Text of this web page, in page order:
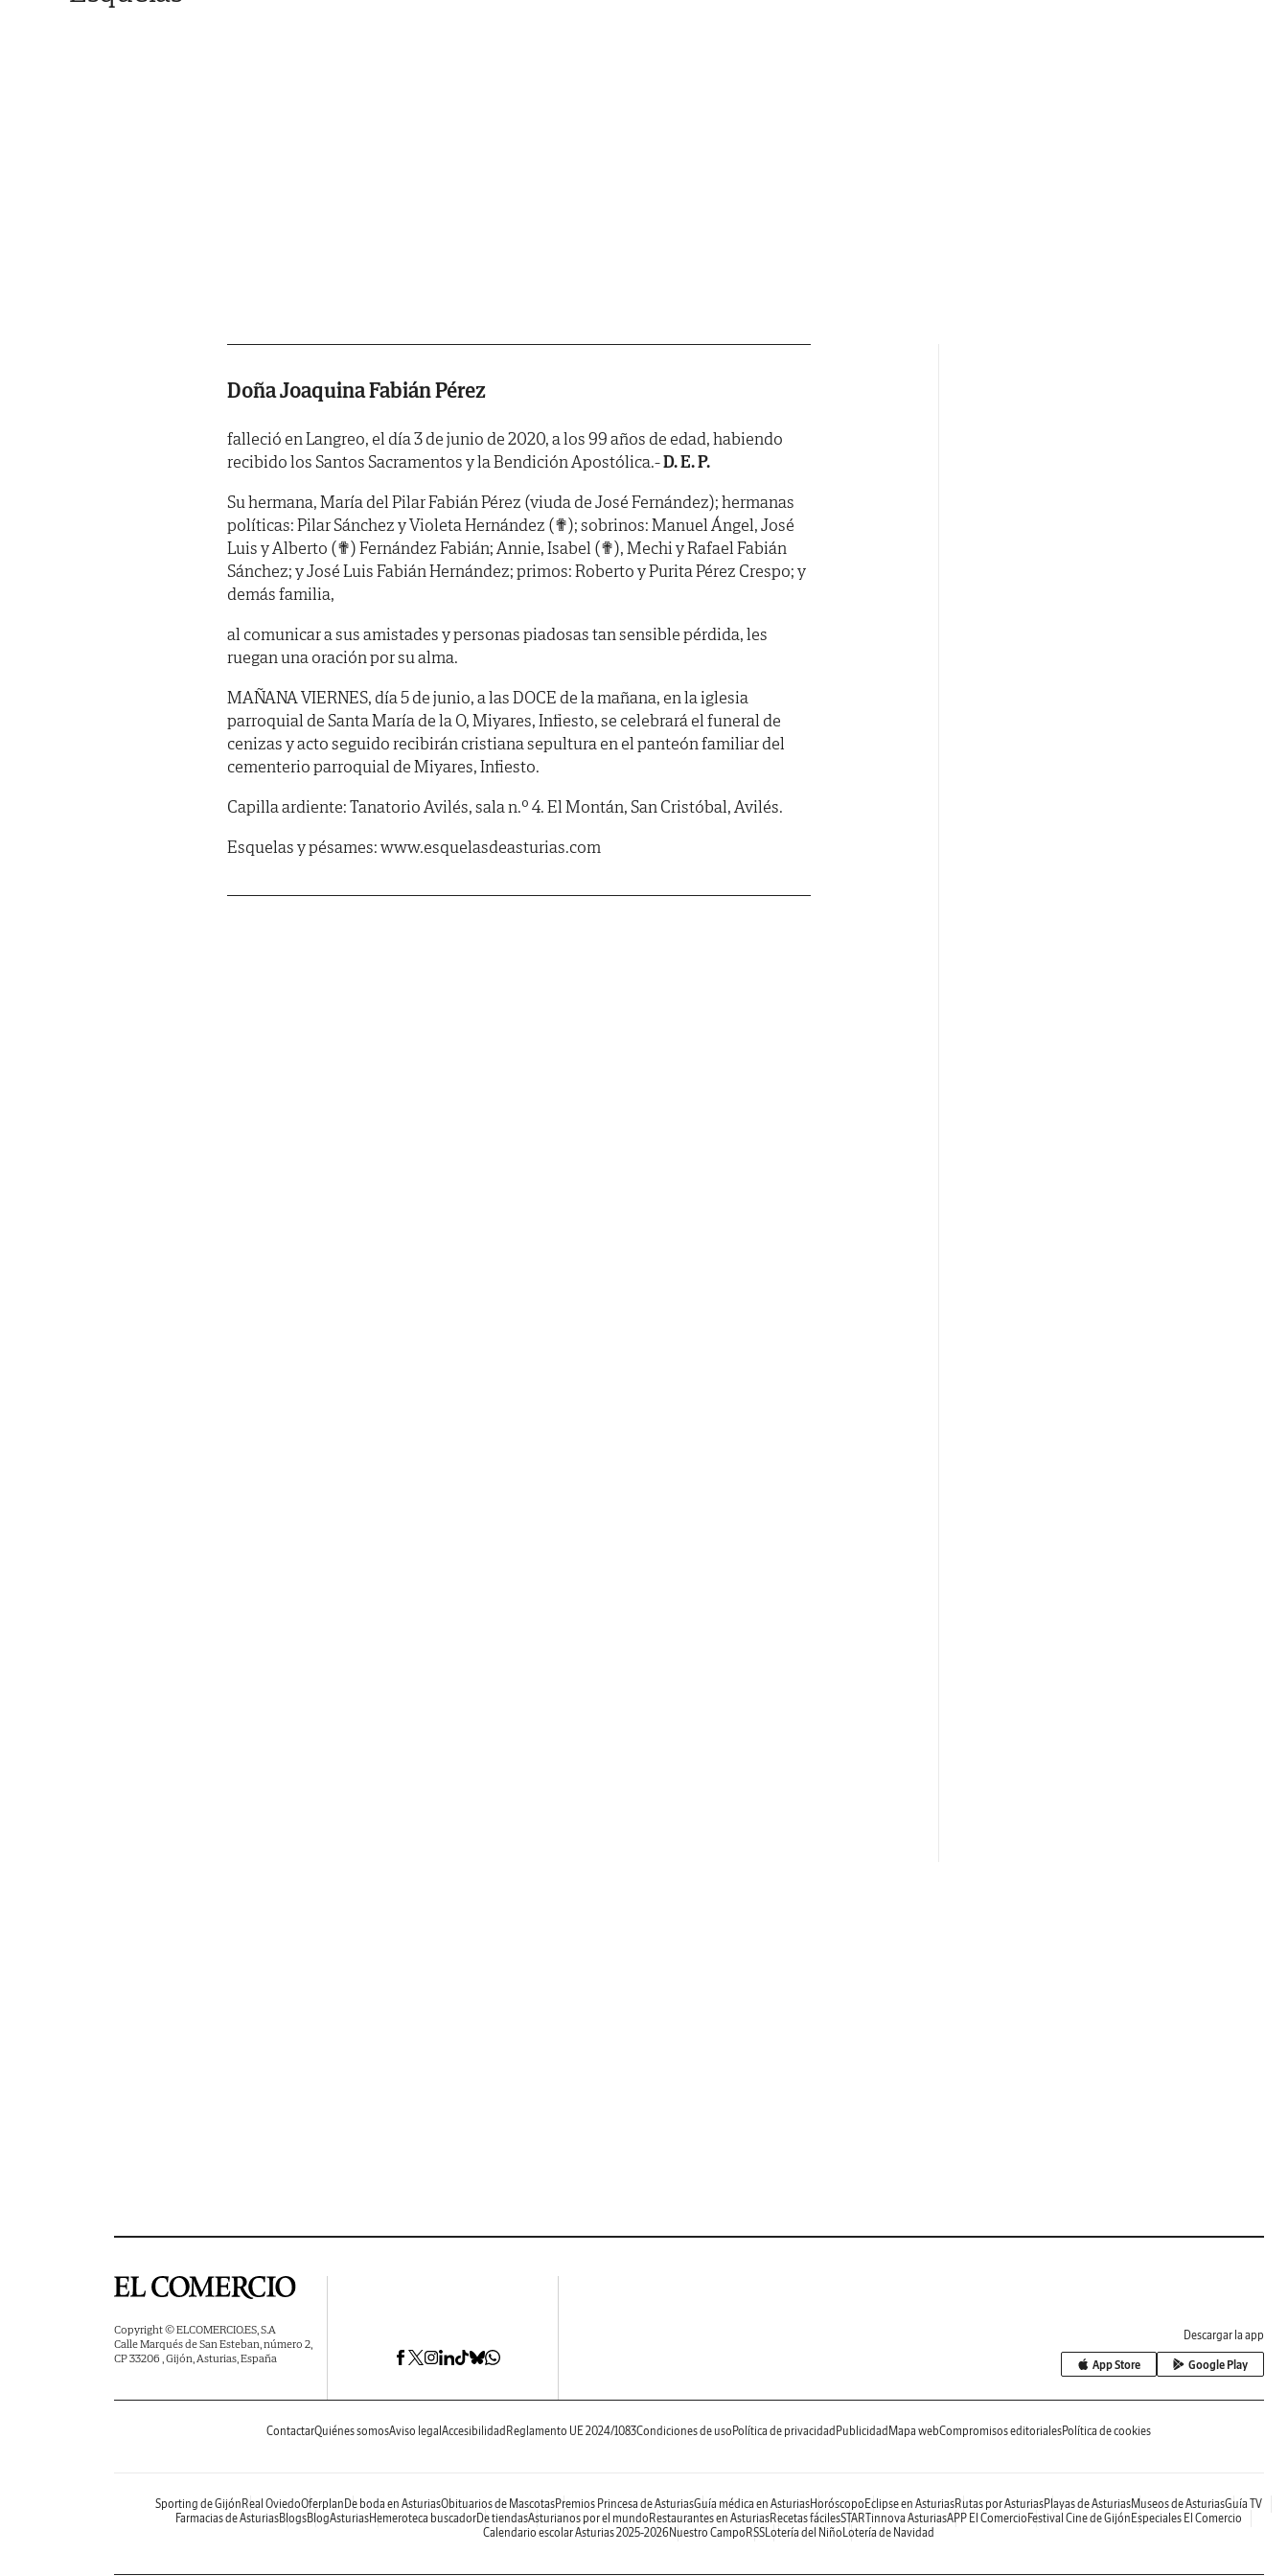
Doña Joaquina Fabián Pérez
falleció en Langreo, el día 3 de junio de 2020, a los 99 años de edad, habiendo
recibido los Santos Sacramentos y la Bendición Apostólica.-D. E. P.
Su hermana, María del Pilar Fabián Pérez (viuda de José Fernández); hermanas
políticas: Pilar Sánchez y Violeta Hernández (✟); sobrinos: Manuel Ángel, José
Luis y Alberto (✟) Fernández Fabián; Annie, Isabel (✟), Mechi y Rafael Fabián
Sánchez; y José Luis Fabián Hernández; primos: Roberto y Purita Pérez Crespo; y
demás familia,
al comunicar a sus amistades y personas piadosas tan sensible pérdida, les
ruegan una oración por su alma.
MAÑANA VIERNES, día 5 de junio, a las DOCE de la mañana, en la iglesia
parroquial de Santa María de la O, Miyares, Infiesto, se celebrará el funeral de
cenizas y acto seguido recibirán cristiana sepultura en el panteón familiar del
cementerio parroquial de Miyares, Infiesto.
Capilla ardiente: Tanatorio Avilés, sala n.º 4. El Montán, San Cristóbal, Avilés.
Esquelas y pésames: www.esquelasdeasturias.com
Copyright © ELCOMERCIO.ES, S.A
Calle Marqués de San Esteban, número 2,
CP 33206 , Gijón, Asturias, España
Descargar la app
App Store Google Play
ContactarQuiénes somosAviso legal Accesibilidad Reglamento UE 2024/1083Condiciones de uso Política de privacidad Publicidad Mapa webCompromisos editorialesPolítica de cookies
Sporting de Gijón Real OviedoOferplan De boda en AsturiasObituarios de MascotasPremios Princesa de AsturiasGuía médica en AsturiasHoróscopo Eclipse en AsturiasRutas por AsturiasPlayas de AsturiasMuseos de AsturiasGuía TV
Farmacias de AsturiasBlogsBlogAsturiasHemeroteca buscadorDe tiendasAsturianos por el mundo Restaurantes en AsturiasRecetas fácilesSTARTinnova AsturiasAPP El Comercio Festival Cine de Gijón Especiales El Comercio
Calendario escolar Asturias 2025-2026Nuestro Campo RSSLotería del Niño Lotería de Navidad